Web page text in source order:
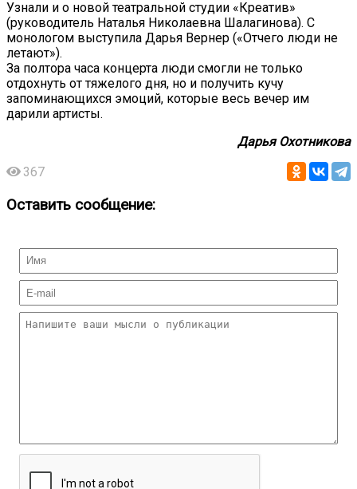
Узнали и о новой театральной студии «Креатив»
(руководитель Наталья Николаевна Шалагинова). С
монологом выступила Дарья Вернер («Отчего люди не
летают»).
За полтора часа концерта люди смогли не только
отдохнуть от тяжелого дня, но и получить кучу
запоминающихся эмоций, которые весь вечер им
дарили артисты.
Дарья Охотникова
367
Оставить сообщение: